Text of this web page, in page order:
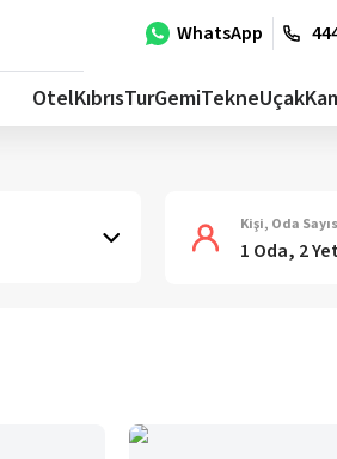
WhatsApp
OtelKıbrısTurGemiTekneUçak
Kişi, Oda
1 Oda, 2